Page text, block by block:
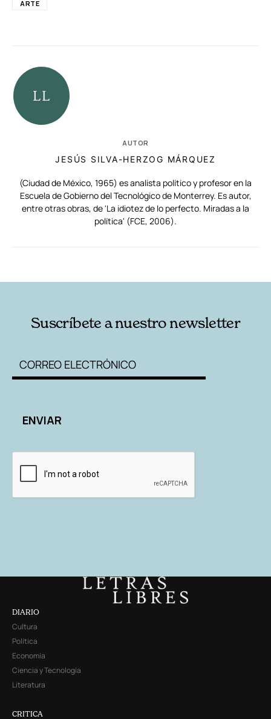
ARTE
AUTOR
JESÚS SILVA-HERZOG MÁRQUEZ
(Ciudad de México, 1965) es analista político y profesor en la
Escuela de Gobierno del Tecnológico de Monterrey. Es autor,
entre otras obras, de 'La idiotez de lo perfecto. Miradas a la
política' (FCE, 2006).
Suscríbete a nuestro newsletter
DIARIO
Cultura
Política
Economía
Ciencia y Tecnología
Literatura
CRITICA